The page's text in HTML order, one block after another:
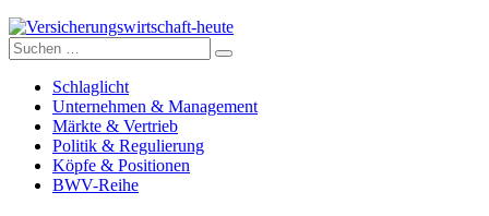
Versicherungswirtschaft-heute
Suche
nach:
Schlaglicht
Unternehmen & Management
Märkte & Vertrieb
Politik & Regulierung
Köpfe & Positionen
BWV-Reihe